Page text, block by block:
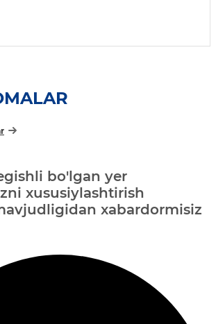
bo'lgan yer
xususiylashtirish
xabardormisiz